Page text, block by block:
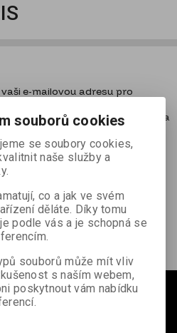
e-mailovou adresu pro
příslušenství, vybavení
snímkování. E-mailová adresa
si ji do databáze na dobu 2
dobu prodloužit. E-mail můžete
buď přímo proklikem v mailu
adrese
telefonicky na lince 296 801
zpracovatelích nebo vašich
si můžete přečíst vZDE
Registrovat
souborů cookies
se soubory cookies,
naše služby a
co a jak ve svém
děláte. Díky tomu
podle vás a je schopná se
souborů může mít vliv
s naším webem,
poskytnout vám nabídku